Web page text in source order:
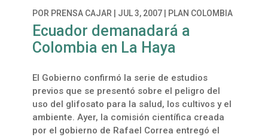
POR PRENSA CAJAR| JUL 3, 2007| PLAN COLOMBIA
Ecuador demanadará a
Colombia en La Haya
El Gobierno confirmó la serie de estudios
previos que se presentó sobre el peligro del
uso del glifosato para la salud, los cultivos y el
ambiente. Ayer, la comisión científica creada
por el gobierno de Rafael Correa entregó el